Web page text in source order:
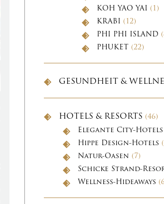
KOH YAO YAI (1)
KRABI (12)
PHI PHI ISLAND
PHUKET (22)
GESUNDHEIT &
HOTELS & RESORTS (46)
Elegante City-Hotels
Hippe Design-Hotels
Natur-Oasen (7)
Schicke Strand-
Wellness-Hideaways